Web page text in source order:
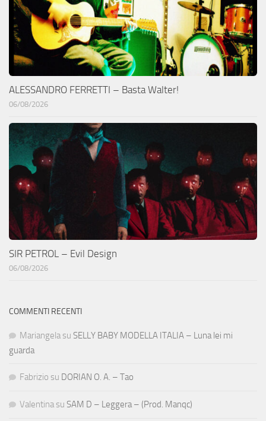
ALESSANDRO FERRETTI – Basta Walter!
06/08/2026
SIR PETROL – Evil Design
06/08/2026
COMMENTI RECENTI
Mariangela su SELLY BABY MODELLA ITALIA – Luna lei mi
guarda
Fabrizio su DORIAN O. A. – Tao
Valentina su SAM D – Leggera – (Prod. Manqc)